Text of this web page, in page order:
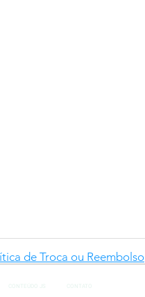
de Troca ou Reembolso